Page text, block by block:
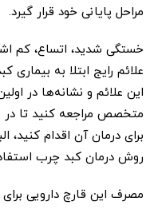
مراحل پایانی خود قرار گیرد.
خستگی شدید، اتساع، کم
علائم رایج ابتلا به
این علائم و نشانه‌ها در
متخصص مراجعه کنید تا
برای درمان آن اقدام
روش درمان کبد چرب
مصرف این قارچ دارویی